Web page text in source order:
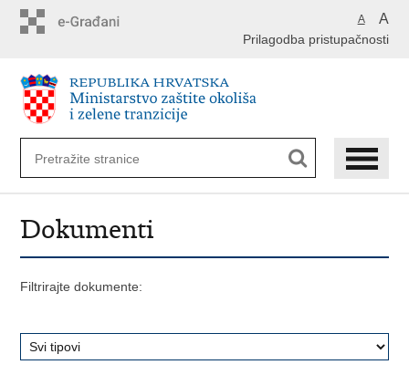
A A
Prilagodba pristupačnosti
Dokumenti
Filtrirajte dokumente: